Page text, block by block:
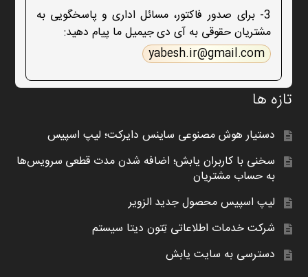
3- برای صدور فاکتور، مسائل اداری و پاسخگویی به
مشتریان حقوقی به آی دی جیمیل ما پیام دهید:
yabesh.ir@gmail.com
تازه ها
دستیار هوش مصنوعی ساینس دایرکت؛ لیپ اسپیس
سخنی با کاربران یابش؛ اضافه شدن مدت قطعی سرویس‌ها
به حساب مشتریان
لیپ اسپیس محصول جدید الزویر
شرکت خدمات اطلاعاتی تِتون دیتا سیستم
دسترسی به سایت یابش